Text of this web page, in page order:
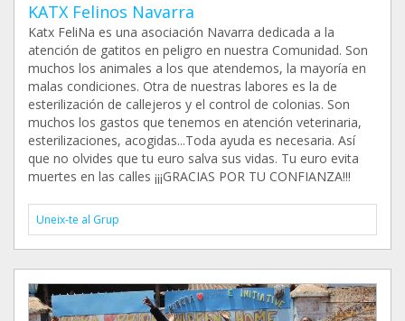
KATX Felinos Navarra
Katx FeliNa es una asociación Navarra dedicada a la
atención de gatitos en peligro en nuestra Comunidad. Son
muchos los animales a los que atendemos, la mayoría en
malas condiciones. Otra de nuestras labores es la de
esterilización de callejeros y el control de colonias. Son
muchos los gastos que tenemos en atención veterinaria,
esterilizaciones, acogidas...Toda ayuda es necesaria. Así
que no olvides que tu euro salva sus vidas. Tu euro evita
muertes en las calles ¡¡¡GRACIAS POR TU CONFIANZA!!!
Uneix-te al Grup